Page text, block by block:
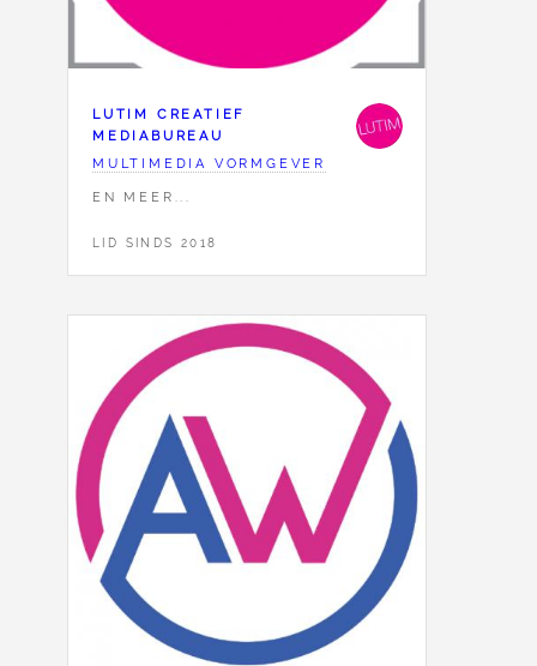
LUTIM CREATIEF
MEDIABUREAU
MULTIMEDIA VORMGEVER
EN MEER...
LID SINDS 2018